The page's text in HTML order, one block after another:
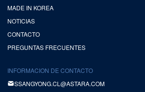
MADE IN KOREA
NOTICIAS
CONTACTO
PREGUNTAS FRECUENTES
INFORMACION DE CONTACTO
SSANGYONG.CL@ASTARA.COM